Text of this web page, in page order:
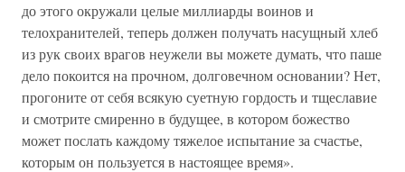
до этого окружали целые миллиарды воинов и
телохранителей, теперь должен получать насущный хлеб
из рук своих врагов неужели вы можете думать, что паше
дело покоится на прочном, долговечном основании? Нет,
прогоните от себя всякую суетную гордость и тщеславие
и смотрите смиренно в будущее, в котором божество
может послать каждому тяжелое испытание за счастье,
которым он пользуется в настоящее время».